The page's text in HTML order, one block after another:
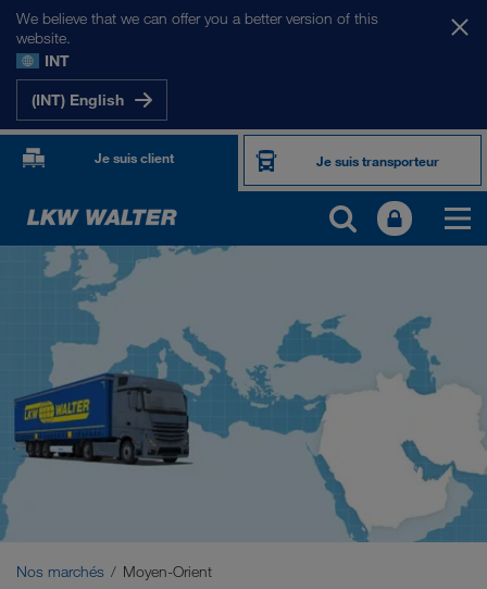
We believe that we can offer you a better version of this
website.
INT
(INT) English
Je suis client Je suis transporteur
NOS MARCHÉS
Asie Centrale
Russie
Nos marchés Moyen-Orient